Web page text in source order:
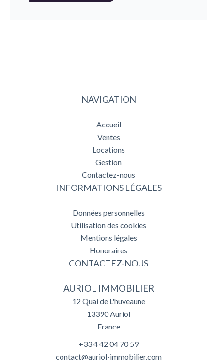
NAVIGATION
Accueil
Ventes
Locations
Gestion
Contactez-nous
INFORMATIONS LÉGALES
Données personnelles
Utilisation des cookies
Mentions légales
Honoraires
CONTACTEZ-NOUS
AURIOL IMMOBILIER
12 Quai de L'huveaune
13390Auriol
France
+33 4 42 04 70 59
contact@auriol-immobilier.com